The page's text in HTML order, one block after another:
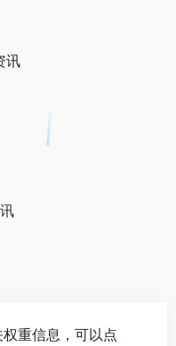
讯
重信息，可以点